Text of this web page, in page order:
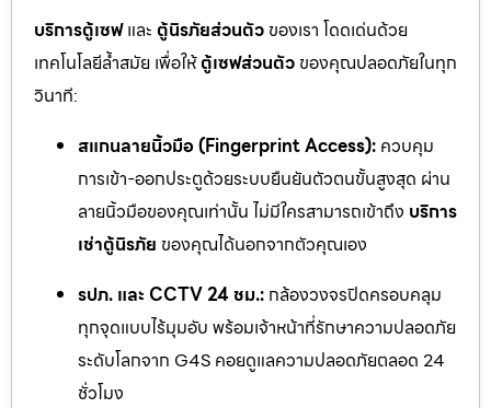
บริการตู้เซฟและ ตู้นิรภัยส่วนตัว ของเรา โดดเด่นด้วย
เทคโนโลยีล้ำสมัย เพื่อให้ตู้เซฟส่วนตัว ของคุณปลอดภัยในทุก
วินาที:
สแกนลายนิ้วมือ (Fingerprint Access): ควบคุม
การเข้า-ออกประตูด้วยระบบยืนยันตัวตนขั้นสูงสุด ผ่าน
ลายนิ้วมือของคุณเท่านั้น ไม่มีใครสามารถเข้าถึง บริการ
เช่าตู้นิรภัย ของคุณได้นอกจากตัวคุณเอง
รปภ. และ CCTV 24 ชม.: กล้องวงจรปิดครอบคลุม
ทุกจุดแบบไร้มุมอับ พร้อมเจ้าหน้าที่รักษาความปลอดภัย
ระดับโลกจาก G4S คอยดูแลความปลอดภัยตลอด 24
ชั่วโมง